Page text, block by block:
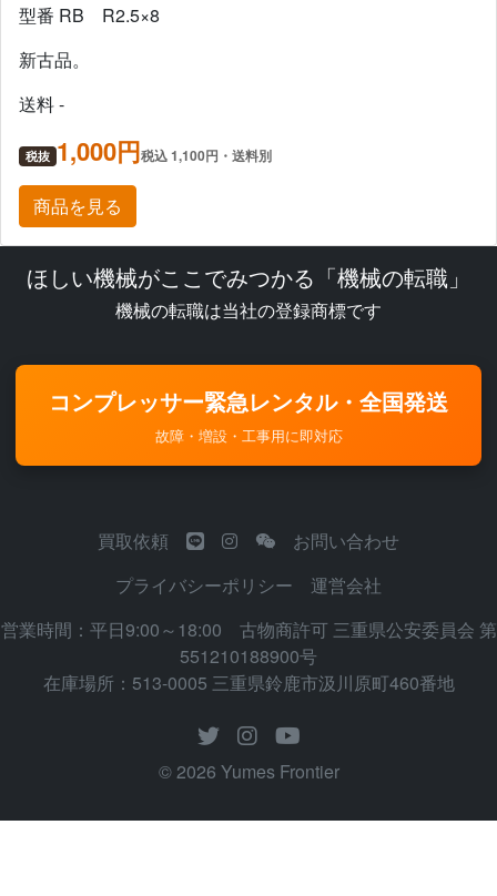
型番 RB R2.5×8
新古品。
送料 -
税抜 1,000円税込 1,100円・送料別
商品を見る
ほしい機械がここでみつかる「機械の転職」
機械の転職は当社の登録商標です
コンプレッサー緊急レンタル・全国発送
故障・増設・工事用に即対応
買取依頼
お問い合わせ
プライバシーポリシー
運営会社
営業時間：平日9:00～18:00 古物商許可 三重県公安委員会 第
551210188900号
在庫場所：513-0005 三重県鈴鹿市汲川原町460番地
© 2026 Yumes Frontier